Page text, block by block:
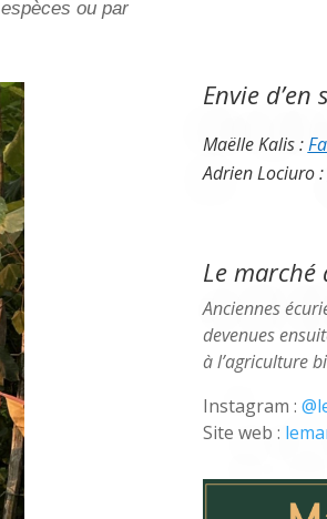
ou par
Envie
Maëlle Kalis :
Adrien Lociuro :
Le marché
Anciennes
devenues
à l’agriculture
Instagram :
Site web :